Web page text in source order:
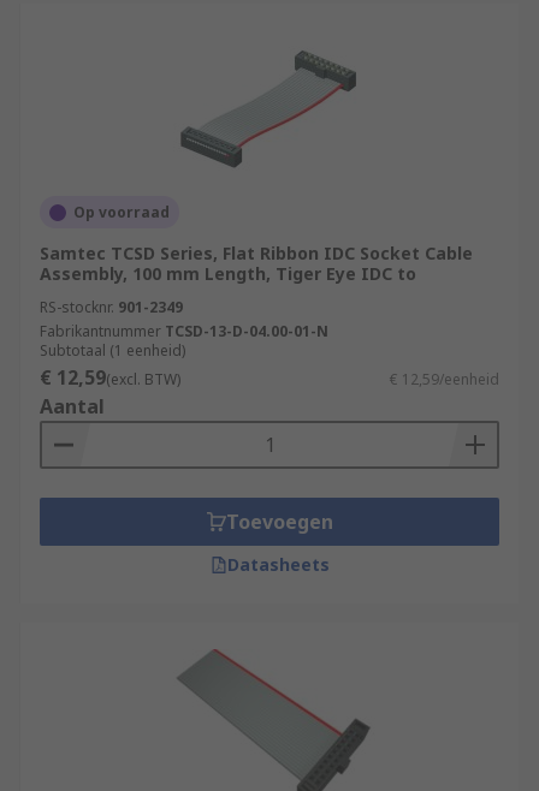
Op voorraad
Samtec TCSD Series, Flat Ribbon IDC Socket Cable
Assembly, 100 mm Length, Tiger Eye IDC to
RS-stocknr. 901-2349
Fabrikantnummer TCSD-13-D-04.00-01-N
Subtotaal (1 eenheid)
€ 12,59(excl. BTW) € 12,59/eenheid
Aantal
Toevoegen
Datasheets